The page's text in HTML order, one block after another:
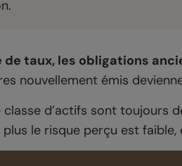
de taux, les obligations
nouvellement émis
d’actifs sont toujours
le risque perçu est